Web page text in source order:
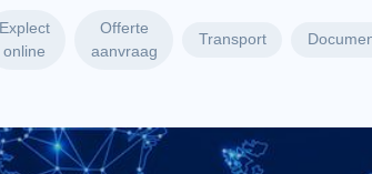
Explect
online
Offerte
aanvraag
Transport